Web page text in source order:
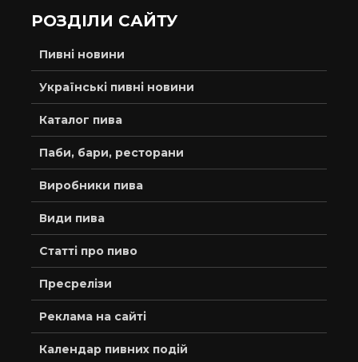
РОЗДІЛИ САЙТУ
Пивні новини
Українські пивні новини
Каталог пива
Паби, бари, ресторани
Виробники пива
Види пива
Статті про пиво
Пресрелізи
Реклама на сайті
Календар пивних подій